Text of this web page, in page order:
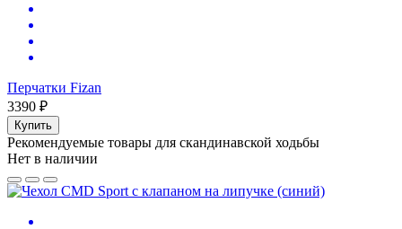
Перчатки Fizan
3390 ₽
Купить
Рекомендуемые товары для скандинавской ходьбы
Нет в наличии